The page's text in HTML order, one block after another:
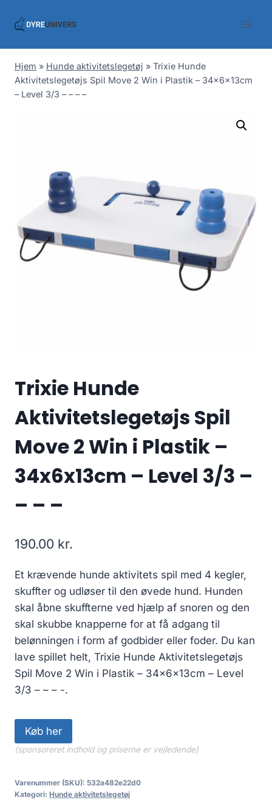
Hjem » Hunde aktivitetslegetøj » Trixie Hunde
Aktivitetslegetøjs Spil Move 2 Win i Plastik – 34x6x13cm
– Level 3/3 – – – –
Trixie Hunde
Aktivitetslegetøjs Spil
Move 2 Win i Plastik –
34x6x13cm – Level 3/3 –
– – –
190.00 kr.
Et krævende hunde aktivitets spil med 4 kegler,
skuffter og udløser til den øvede hund. Hunden
skal åbne skuffterne ved hjælp af snoren og den
skal skubbe knapperne for at få adgang til
belønningen i form af godbider eller foder. Du kan
lave spillet helt, Trixie Hunde Aktivitetslegetøjs
Spil Move 2 Win i Plastik – 34x6x13cm – Level
3/3 – – – -.
Køb her
(sponsoreret indhold og priserne er vejledende)
Varenummer (SKU): 532a482e22d0
Kategori: Hunde aktivitetslegetøj